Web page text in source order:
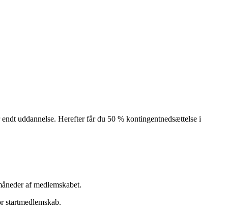
uddannelse. Herefter får du 50 % kontingentnedsættelse i
af medlemskabet.
startmedlemskab.